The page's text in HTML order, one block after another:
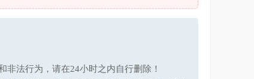
法行为，请在24小时之内自行删除！